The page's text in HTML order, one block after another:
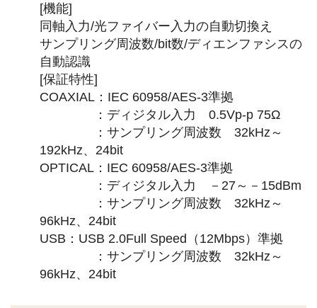
[機能]
同軸入力/光ファイバー入力の自動切換え
サンプリング周波数/bit数/ディエンファシスの
自動認識
[保証特性]
COAXIAL：IEC 60958/AES-3準拠
：ディジタル入力 0.5Vp-p 75Ω
：サンプリング周波数 32kHz～
192kHz、24bit
OPTICAL：IEC 60958/AES-3準拠
：ディジタル入力 －27～－15dBm
：サンプリング周波数 32kHz～
96kHz、24bit
USB：USB 2.0Full Speed（12Mbps）準拠
：サンプリング周波数 32kHz～
96kHz、24bit